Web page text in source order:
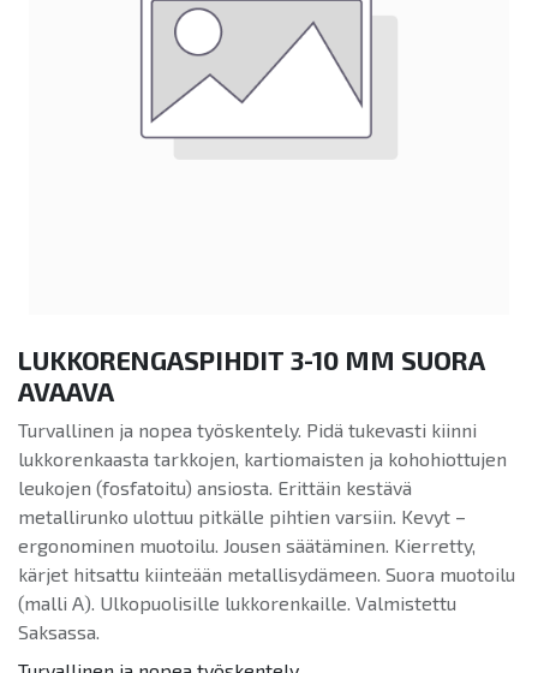
LUKKORENGASPIHDIT 3-10 MM SUORA
AVAAVA
Turvallinen ja nopea työskentely. Pidä tukevasti kiinni
lukkorenkaasta tarkkojen, kartiomaisten ja kohohiottujen
leukojen (fosfatoitu) ansiosta. Erittäin kestävä
metallirunko ulottuu pitkälle pihtien varsiin. Kevyt –
ergonominen muotoilu. Jousen säätäminen. Kierretty,
kärjet hitsattu kiinteään metallisydämeen. Suora muotoilu
(malli A). Ulkopuolisille lukkorenkaille. Valmistettu
Saksassa.